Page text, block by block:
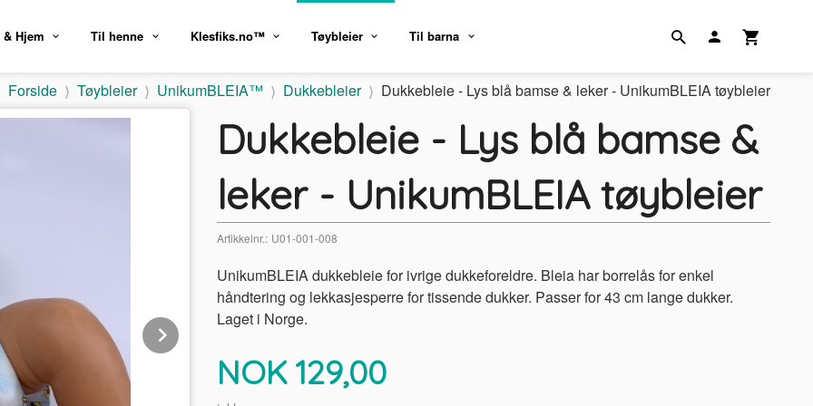
& Hjem Til henne Klesfiks.no™ Tøybleier Til barna
Forside Tøybleier UnikumBLEIA™ Dukkebleier Dukkebleie - Lys blå bamse & leker - UnikumBLEIA tøybleier
Next
Dukkebleie - Lys blå bamse &
leker - UnikumBLEIA tøybleier
Artikkelnr.: U01-001-008
UnikumBLEIA dukkebleie for ivrige dukkeforeldre. Bleia har borrelås for enkel
håndtering og lekkasjesperre for tissende dukker. Passer for 43 cm lange dukker.
Laget i Norge.
Pris
NOK 129,00